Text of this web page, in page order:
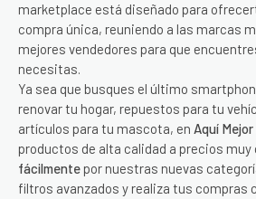
marketplace está diseñado para
compra única, reuniendo a las marcas
mejores vendedores para que
necesitas.
Ya sea que busques el último
renovar tu hogar, repuestos para tu
artículos para tu mascota, en Aquí Mejor
productos de alta calidad a precios
fácilmente por nuestras nuevas
filtros avanzados y realiza tus compras